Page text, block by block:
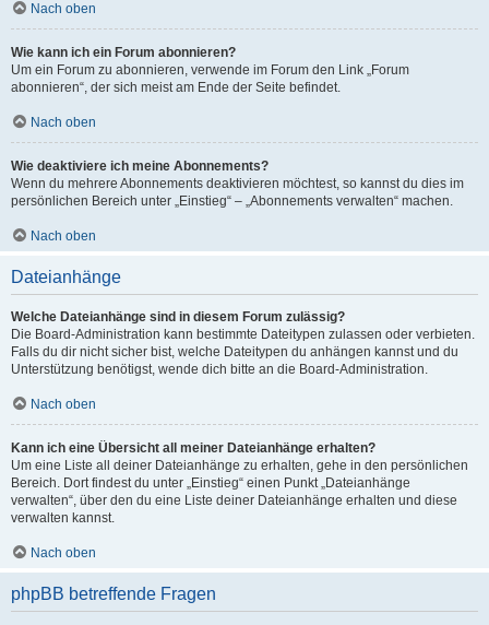
Nach oben
Wie kann ich ein Forum abonnieren?
Um ein Forum zu abonnieren, verwende im Forum den Link „Forum
abonnieren“, der sich meist am Ende der Seite befindet.
Nach oben
Wie deaktiviere ich meine Abonnements?
Wenn du mehrere Abonnements deaktivieren möchtest, so kannst du dies im
persönlichen Bereich unter „Einstieg“ – „Abonnements verwalten“ machen.
Nach oben
Dateianhänge
Welche Dateianhänge sind in diesem Forum zulässig?
Die Board-Administration kann bestimmte Dateitypen zulassen oder verbieten.
Falls du dir nicht sicher bist, welche Dateitypen du anhängen kannst und du
Unterstützung benötigst, wende dich bitte an die Board-Administration.
Nach oben
Kann ich eine Übersicht all meiner Dateianhänge erhalten?
Um eine Liste all deiner Dateianhänge zu erhalten, gehe in den persönlichen
Bereich. Dort findest du unter „Einstieg“ einen Punkt „Dateianhänge
verwalten“, über den du eine Liste deiner Dateianhänge erhalten und diese
verwalten kannst.
Nach oben
phpBB betreffende Fragen